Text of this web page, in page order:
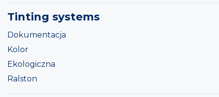
Tinting systems
Dokumentacja
Kolor
Ekologiczna
Ralston